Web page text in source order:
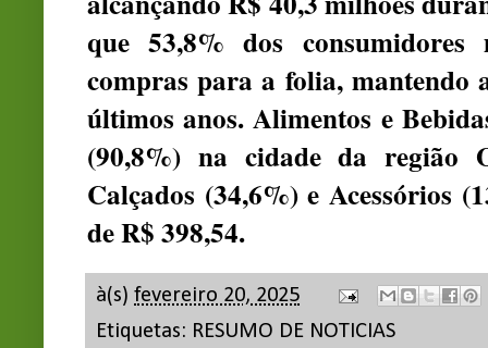
que 53,8% dos consumidores
compras para a folia, mantendo
últimos anos. Alimentos e
(90,8%) na cidade da região
Calçados (34,6%) e Acessórios
de R$ 398,54.
à(s) fevereiro 20, 2025
Etiquetas: RESUMO DE NOTICIAS